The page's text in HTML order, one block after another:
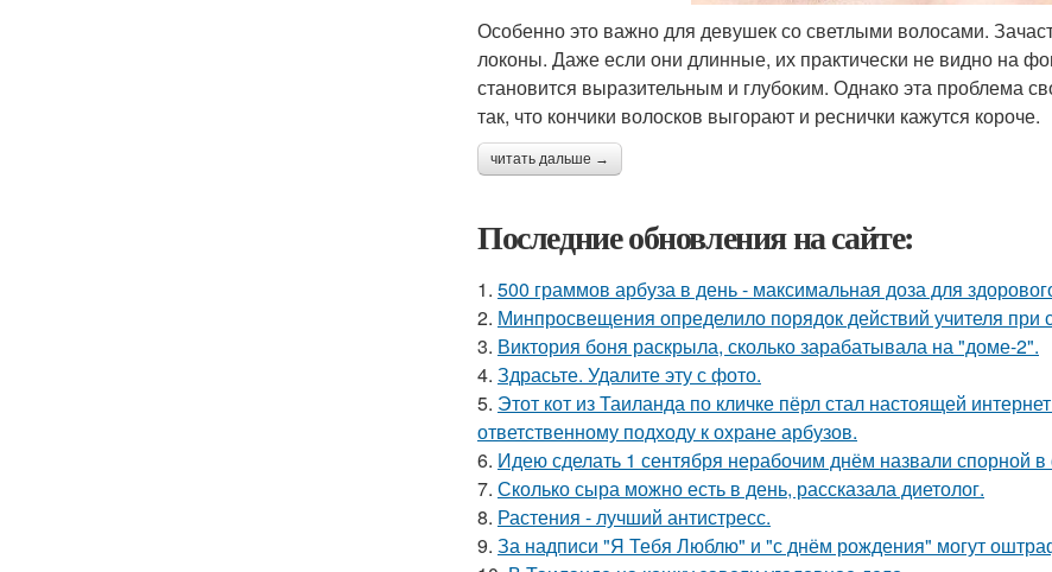
Особенно это важно для девушек со светлыми волосами.
локоны. Даже если они длинные, их практически не видно на
становится выразительным и глубоким. Однако эта проблема
так, что кончики волосков выгорают и реснички кажутся короче.
читать дальше →
Последние обновления на сайте:
1. 500 граммов арбуза в день - максимальная доза для
2. Минпросвещения определило порядок действий учителя при
3. Виктория боня раскрыла, сколько зарабатывала на "доме-2".
4. Здрасьте. Удалите эту с фото.
5. Этот кот из Таиланда по кличке пёрл стал настоящей
ответственному подходу к охране арбузов.
6. Идею сделать 1 сентября нерабочим днём назвали спорной
7. Сколько сыра можно есть в день, рассказала диетолог.
8. Растения - лучший антистресс.
9. За надписи "Я Тебя Люблю" и "с днём рождения" могут